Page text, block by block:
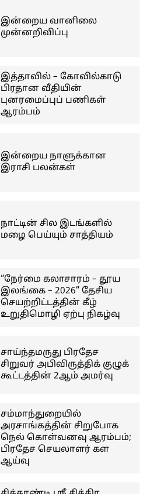
இன்றைய வானிலை
முன்னறிவிப்பு
இத்தாவில் – கோவில்காடு
பிரதான வீதியின்
புனரமைப்புப் பணிகள்
ஆரம்பம்
இன்றைய நாளுக்கான
இராசி பலன்கள்
நாட்டின் சில இடங்களில்
மழை பெய்யும் சாத்தியம்
“நேர்மை கலாசாரம் – தூய
இலங்கை – 2026” தேசிய
செயற்றிட்டத்தின் கீழ்
உறுதிமொழி ஏற்பு நிகழ்வு
சாய்ந்தமருது பிரதேச
சிறுவர் அபிவிருத்திக் குழுக்
கூட்டத்தின் 2ஆம் அமர்வு
சம்மாந்துறையில்
அரசாங்கத்தின் சிறுபோக
நெல் கொள்வனவு ஆரம்பம்;
பிரதேச செயலாளர் கள
ஆய்வு